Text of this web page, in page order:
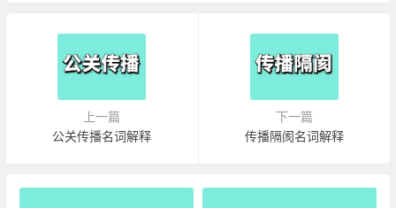
上一篇
公关传播名词解释
下一篇
传播隔阂名词解释